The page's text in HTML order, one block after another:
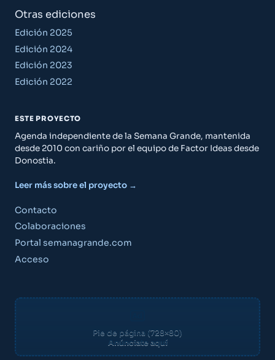
Otras ediciones
Edición 2025
Edición 2024
Edición 2023
Edición 2022
ESTE PROYECTO
Agenda independiente de la Semana Grande, mantenida
desde 2010 con cariño por el equipo de Factor Ideas desde
Donostia.
Leer más sobre el proyecto →
Contacto
Colaboraciones
Portal semanagrande.com
Acceso
Pie de página (728×80)
Anúnciate aquí
«Planes para niños este fin de semana»
Crear cuenta gratis
Ya tengo cuenta — acceder